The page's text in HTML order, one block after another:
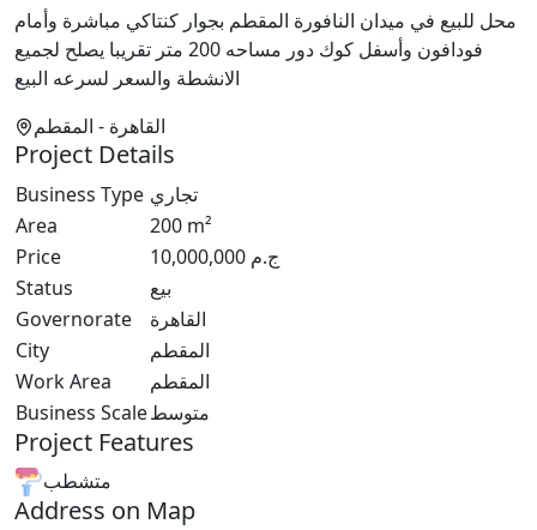
محل للبيع في ميدان النافورة المقطم بجوار كنتاكي مباشرة وأمام
فودافون وأسفل كوك دور مساحه 200 متر تقريبا يصلح لجميع
الانشطة والسعر لسرعه البيع
القاهرة - المقطم
Project Details
Business Type تجاري
Area
200 m²
Price
10,000,000 ج.م
Status
بيع
Governorate
القاهرة
City
المقطم
Work Area
المقطم
Business Scaleمتوسط
Project Features
متشطب
Address on Map